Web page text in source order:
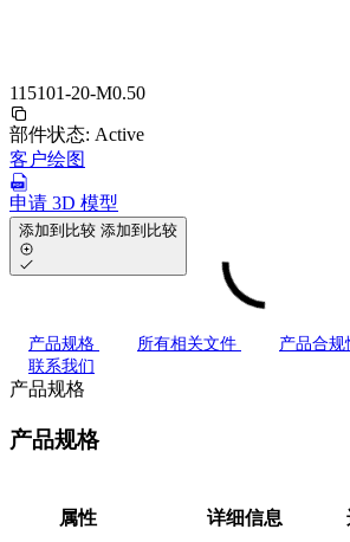
115101-20-M0.50
部件状态: Active
客户绘图
申请 3D 模型
添加到比较 添加到比较
产品规格 所有相关文件 产品合规
联系我们
产品规格
产品规格
属性 详细信息